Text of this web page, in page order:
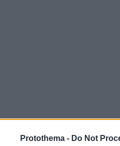
Protothema - Do Not